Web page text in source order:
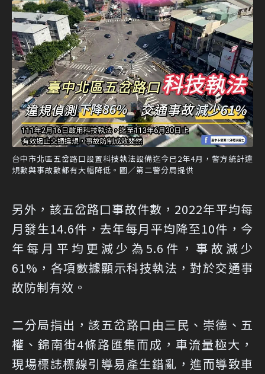
台中市北區五岔路口設置科技執法設備迄今已2年4月，警方統計違
規數與事故數都有大幅降低。圖／第二警分局提供
另外，該五岔路口事故件數，2022年平均每
月發生14.6件，去年每月平均降至10件，今
年每月平均更減少為5.6件，事故減少
61%，各項數據顯示科技執法，對於交通事
故防制有效。
二分局指出，該五岔路口由三民、崇德、五
權、錦南街4條路匯集而成，車流量極大，
現場標誌標線引導易產生錯亂，進而導致車